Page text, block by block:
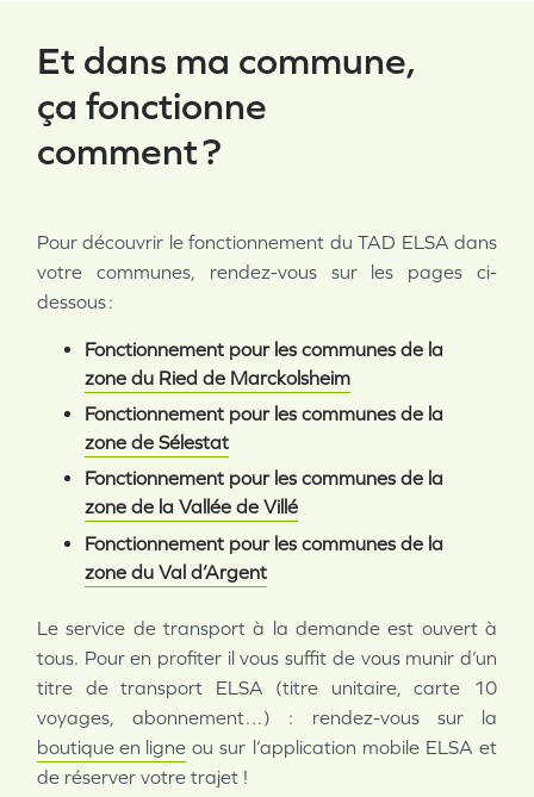
Et dans ma commune,
ça fonctionne
comment ?
Pour découvrir le fonctionnement du TAD ELSA dans
votre communes, rendez-vous sur les pages ci-
dessous :
Fonctionnement pour les communes de la
zone du Ried de Marckolsheim
Fonctionnement pour les communes de la
zone de Sélestat
Fonctionnement pour les communes de la
zone de la Vallée de Villé
Fonctionnement pour les communes de la
zone du Val d’Argent
Le service de transport à la demande est ouvert à
tous. Pour en profiter il vous suffit de vous munir d’un
titre de transport ELSA (titre unitaire, carte 10
voyages, abonnement…) : rendez-vous sur la
boutique en ligne ou sur l’application mobile ELSA et
de réserver votre trajet !